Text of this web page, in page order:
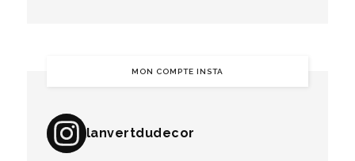
MON COMPTE INSTA
lanvertdudecor